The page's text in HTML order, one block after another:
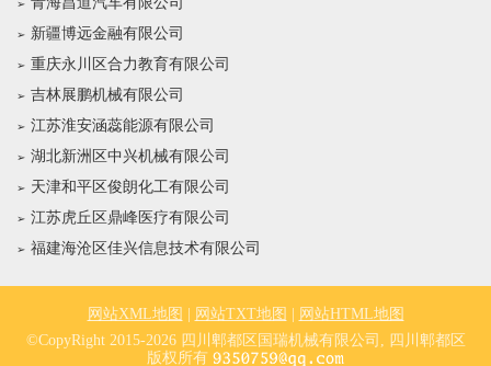
新疆博远金融有限公司
重庆永川区合力教育有限公司
吉林展鹏机械有限公司
江苏淮安涵蕊能源有限公司
湖北新洲区中兴机械有限公司
天津和平区俊朗化工有限公司
江苏虎丘区鼎峰医疗有限公司
福建海沧区佳兴信息技术有限公司
网站XML地图 网站TXT地图
网站HTML地图
©CopyRight 2015-2026 四川郫都区国瑞机械有限公司, 四川郫都区
版权所有